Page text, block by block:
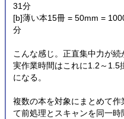
31分
[b]薄い本15冊 = 50mm =
分
こんな感じ。正直集中力が続
実作業時間はこれに1.2～1.5
になる。
複数の本を対象にまとめて
て前処理とスキャンを同一